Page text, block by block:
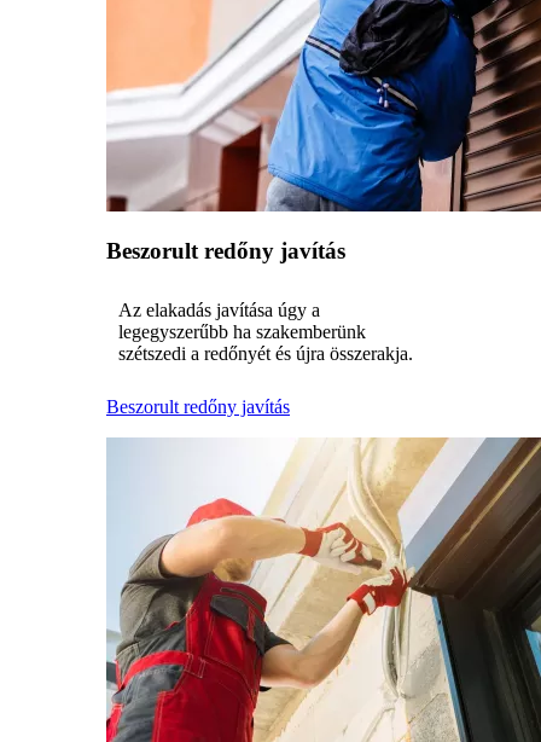
Beszorult redőny javítás
Az elakadás javítása úgy a
legegyszerűbb ha szakemberünk
szétszedi a redőnyét és újra összerakja.
Beszorult redőny javítás